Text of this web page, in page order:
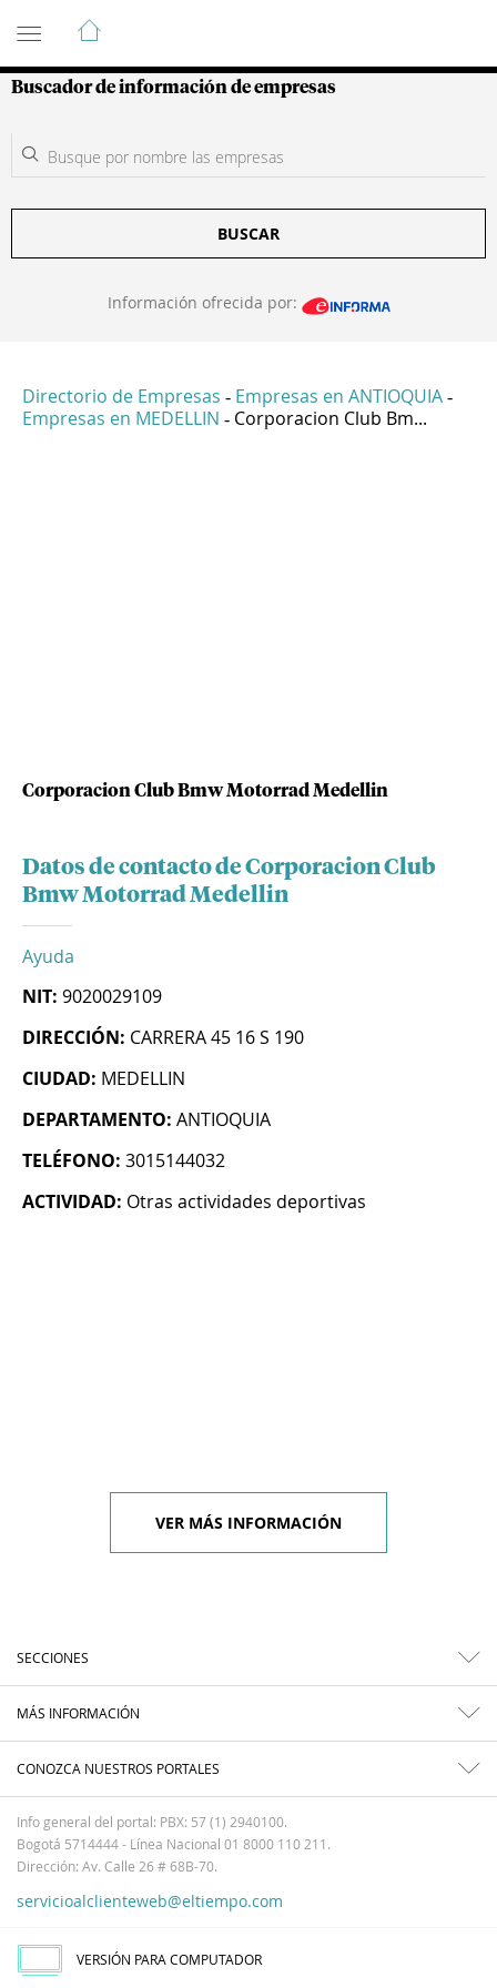
Guía de Empresas Colombianas
Buscador de información de empresas
BUSCAR
Información ofrecida por:
Directorio de Empresas - Empresas en ANTIOQUIA -
Empresas en MEDELLIN - Corporacion Club Bm...
Corporacion Club Bmw Motorrad Medellin
Datos de contacto de Corporacion Club
Bmw Motorrad Medellin
Ayuda
NIT: 9020029109
DIRECCIÓN: CARRERA 45 16 S 190
CIUDAD: MEDELLIN
DEPARTAMENTO: ANTIOQUIA
TELÉFONO: 3015144032
ACTIVIDAD: Otras actividades deportivas
VER MÁS INFORMACIÓN
SECCIONES
MÁS INFORMACIÓN
CONOZCA NUESTROS PORTALES
Info general del portal: PBX: 57 (1) 2940100.
Bogotá 5714444 - Línea Nacional 01 8000 110 211.
Dirección: Av. Calle 26 # 68B-70.
servicioalclienteweb@eltiempo.com
VERSIÓN PARA COMPUTADOR